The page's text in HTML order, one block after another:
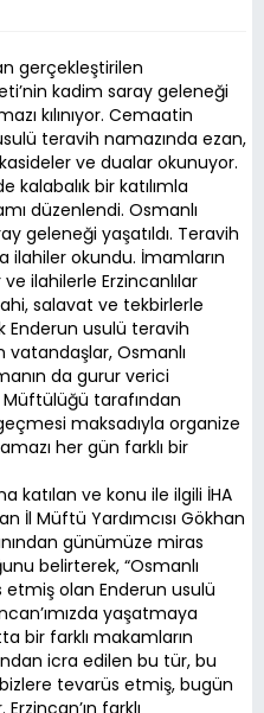
gerçekleştirilen
kadim saray geleneği
kılınıyor. Cemaatin
teravih namazında ezan,
ve dualar okunuyor.
kalabalık bir katılımla
düzenlendi. Osmanlı
geleneği yaşatıldı. Teravih
ilahiler okundu. İmamların
ilahilerle Erzincanlılar
salavat ve tekbirlerle
Enderun usulü teravih
vatandaşlar, Osmanlı
da gurur verici
tarafından
maksadıyla organize
her gün farklı bir
katılan ve konu ile ilgili İHA
İl Müftü Yardımcısı Gökhan
günümüze miras
belirterek, “Osmanlı
olan Enderun usulü
yaşatmaya
bir farklı makamların
icra edilen bu tür, bu
tevarüs etmiş, bugün
farklı